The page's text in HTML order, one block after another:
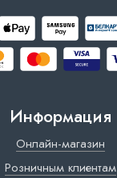
Информация
Онлайн-магазин
Розничным клиентам